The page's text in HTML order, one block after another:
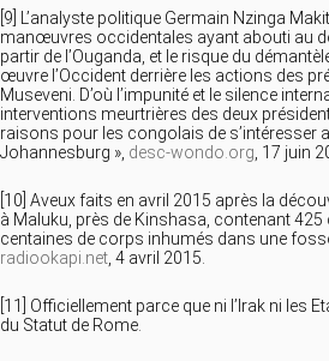
[9] L’analyste politique Germain Nzinga
manœuvres occidentales ayant abouti au
partir de l’Ouganda, et le risque du
œuvre l’Occident derrière les actions des
Museveni. D’où l’impunité et le silence
interventions meurtrières des deux
raisons pour les congolais de s’intéresser
Johannesburg », desc-wondo.org , 17 juin
[10] Aveux faits en avril 2015 après la
à Maluku, près de Kinshasa, contenant 425
centaines de corps inhumés dans une
radiookapi.net , 4 avril 2015.
[11] Officiellement parce que ni l’Irak ni les
du Statut de Rome.